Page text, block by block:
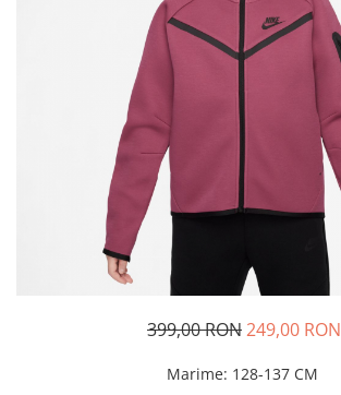
Pantaloni lungi copii
Geci si veste copii
Pantaloni scurti Copii
Ingrijire incaltaminte
399,00 RON249,00 RON
Marime: 128-137 CM